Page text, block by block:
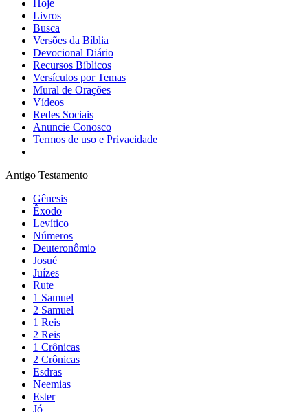
Hoje
Livros
Busca
Versões da Bíblia
Devocional Diário
Recursos Bíblicos
Versículos por Temas
Mural de Orações
Vídeos
Redes Sociais
Anuncie Conosco
Termos de uso e Privacidade
Antigo Testamento
Gênesis
Êxodo
Levítico
Números
Deuteronômio
Josué
Juízes
Rute
1 Samuel
2 Samuel
1 Reis
2 Reis
1 Crônicas
2 Crônicas
Esdras
Neemias
Ester
Jó